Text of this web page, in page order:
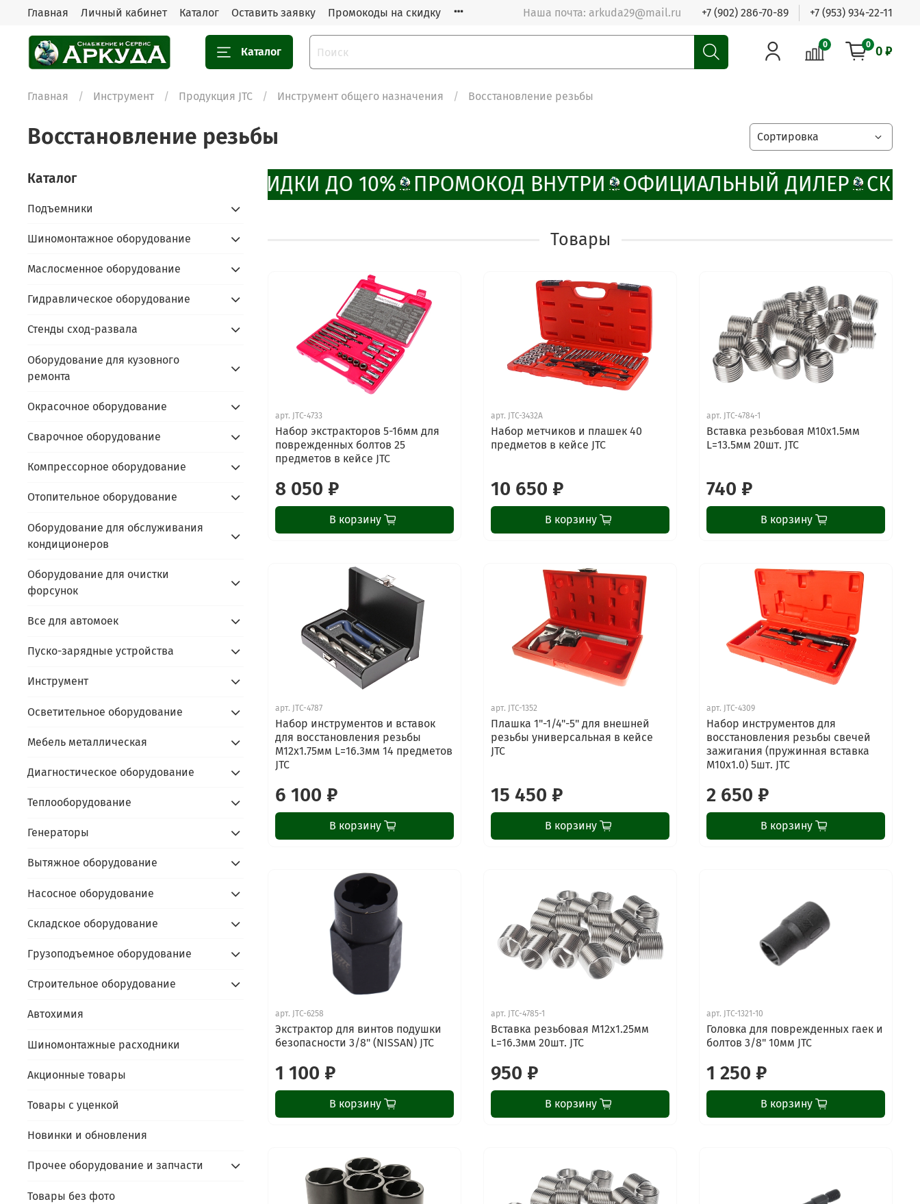
Главная Личный кабинет Каталог Оставить заявку Промокоды на скидку Наша почта: arkuda29@mail.ru +7 (902) 286-70-89 +7 (953) 934-22-11
Каталог
0 0 0 ₽
Главная Инструмент Продукция JTC Инструмент общего назначения Восстановление резьбы
Восстановление резьбы
СКИДКИ ДО 10% ПРОМОКОД ВНУТРИ ОФИЦИАЛЬНЫЙ ДИЛЕР
Товары
арт. JTC-4733
Набор экстракторов 5-16мм для
поврежденных болтов 25
предметов в кейсе JTC
8 050 ₽
В корзину
арт. JTC-3432A
Набор метчиков и плашек 40
предметов в кейсе JTC
10 650 ₽
В корзину
арт. JTC-4784-1
Вставка резьбовая М10х1.5мм
L=13.5мм 20шт. JTC
740 ₽
В корзину
арт. JTC-4787
Набор инструментов и вставок
для восстановления резьбы
М12х1.75мм L=16.3мм 14 предметов
JTC
6 100 ₽
В корзину
арт. JTC-1352
Плашка 1"-1/4"-5" для внешней
резьбы универсальная в кейсе
JTC
15 450 ₽
В корзину
арт. JTC-4309
Набор инструментов для
восстановления резьбы свечей
зажигания (пружинная вставка
М10х1.0) 5шт. JTC
2 650 ₽
В корзину
арт. JTC-6258
Экстрактор для винтов подушки
безопасности 3/8" (NISSAN) JTC
1 100 ₽
В корзину
арт. JTC-4785-1
Вставка резьбовая М12х1.25мм
L=16.3мм 20шт. JTC
950 ₽
В корзину
арт. JTC-1321-10
Головка для поврежденных гаек и
болтов 3/8" 10мм JTC
1 250 ₽
В корзину
Каталог
Подъемники
Шиномонтажное оборудование
Маслосменное оборудование
Гидравлическое оборудование
Стенды сход-развала
Оборудование для кузовного
ремонта
Окрасочное оборудование
Сварочное оборудование
Компрессорное оборудование
Отопительное оборудование
Оборудование для обслуживания
кондиционеров
Оборудование для очистки
форсунок
Все для автомоек
Пуско-зарядные устройства
Инструмент
Осветительное оборудование
Мебель металлическая
Диагностическое оборудование
Теплооборудование
Генераторы
Вытяжное оборудование
Насосное оборудование
Складское оборудование
Грузоподъемное оборудование
Строительное оборудование
Автохимия
Шиномонтажные расходники
Акционные товары
Товары с уценкой
Новинки и обновления
Прочее оборудование и запчасти
Товары без фото